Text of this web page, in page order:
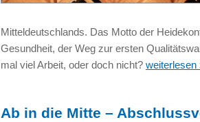
Mitteldeutschlands. Das Motto der
Gesundheit, der Weg zur ersten
mal viel Arbeit, oder doch nicht? weiterlesen
Ab in die Mitte –